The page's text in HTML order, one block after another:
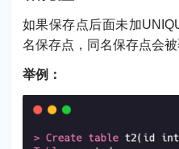
如果保存点后面未加
名保存点，同名保存点会被
举例：